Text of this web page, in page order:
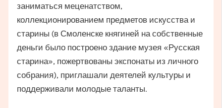
заниматься меценатством,
коллекционированием предметов искусства и
старины (в Смоленске княгиней на собственные
деньги было построено здание музея «Русская
старина», пожертвованы экспонаты из личного
собрания), приглашали деятелей культуры и
поддерживали молодые таланты.